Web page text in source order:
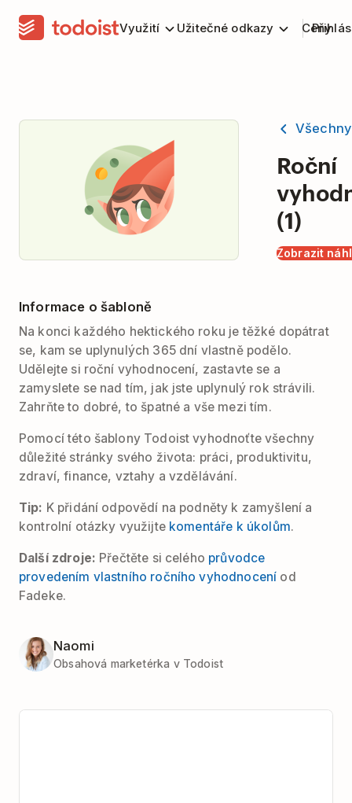
Využití Užitečné odkazy Ceny
Roční
(1)
Zobrazit
Informace o šabloně
Na konci každého hektického roku je těžké dopátrat
se, kam se uplynulých 365 dní vlastně podělo.
Udělejte si roční vyhodnocení, zastavte se a
zamyslete se nad tím, jak jste uplynulý rok strávili.
Zahrňte to dobré, to špatné a vše mezi tím.
Pomocí této šablony Todoist vyhodnoťte všechny
důležité stránky svého života: práci, produktivitu,
zdraví, finance, vztahy a vzdělávání.
Tip: K přidání odpovědí na podněty k zamyšlení a
kontrolní otázky využijte komentáře k úkolům.
Další zdroje: Přečtěte si celého průvodce
provedením vlastního ročního vyhodnocení od
Fadeke.
Naomi
Obsahová marketérka v Todoist